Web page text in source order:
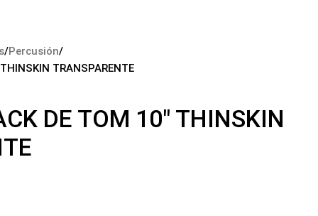
Percusión
TRANSPARENTE
DE TOM 10″ THINSKIN